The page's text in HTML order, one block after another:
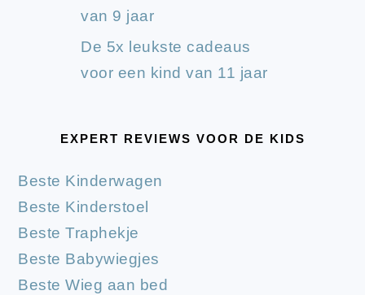
van 9 jaar
De 5x leukste cadeaus
voor een kind van 11 jaar
EXPERT REVIEWS VOOR DE KIDS
Beste Kinderwagen
Beste Kinderstoel
Beste Traphekje
Beste Babywiegjes
Beste Wieg aan bed